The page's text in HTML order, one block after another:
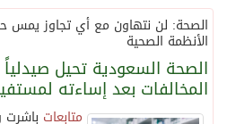
الصحة: لن نتهاون مع أي تجاوز يمس
الأنظمة الصحية
الصحة السعودية تحيل
المخالفات بعد إساءته
متابعات باشرت